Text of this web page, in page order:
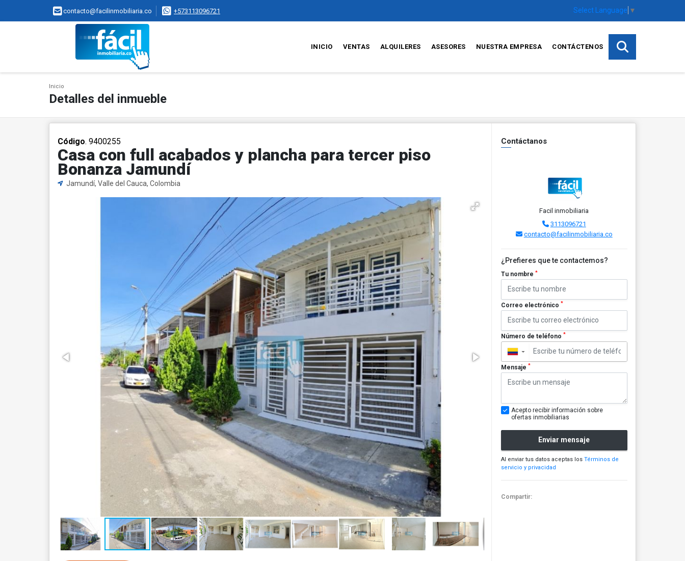
contacto@facilinmobiliaria.co +573113096721 Select Language ▼
INICIO VENTAS ALQUILERES ASESORES NUESTRA EMPRESA CONTÁCTENOS
Inicio
Detalles del inmueble
Código. 9400255
Casa con full acabados y plancha para tercer piso
Bonanza Jamundí
Jamundí, Valle del Cauca, Colombia
Contáctanos
Facil inmobiliaria
3113096721
contacto@facilinmobiliaria.co
¿Prefieres que te contactemos?
Tu nombre *
Correo electrónico *
Número de teléfono *
▼
Mensaje *
Acepto recibir información sobre
ofertas inmobiliarias
Enviar mensaje
Al enviar tus datos aceptas los Términos de
servicio y privacidad
Compartir: